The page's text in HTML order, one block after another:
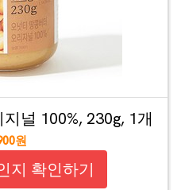
널 100%, 230g, 1개
원
지 확인하기